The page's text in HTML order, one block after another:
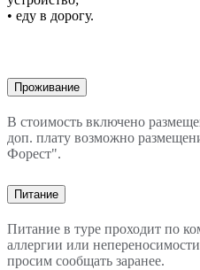
• еду в дорогу.
Проживание
В стоимость включено
доп. плату возможно
Форест".
Питание
Питание в туре проходит по
аллергии или
просим сообщать заранее.